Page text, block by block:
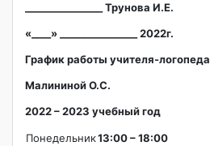
Трунова И.Е.
«____» ________________ 2022г.
График работы учителя-логопеда
Малининой О.С.
2022 – 2023 учебный год
Понедельник13:00 – 18:00